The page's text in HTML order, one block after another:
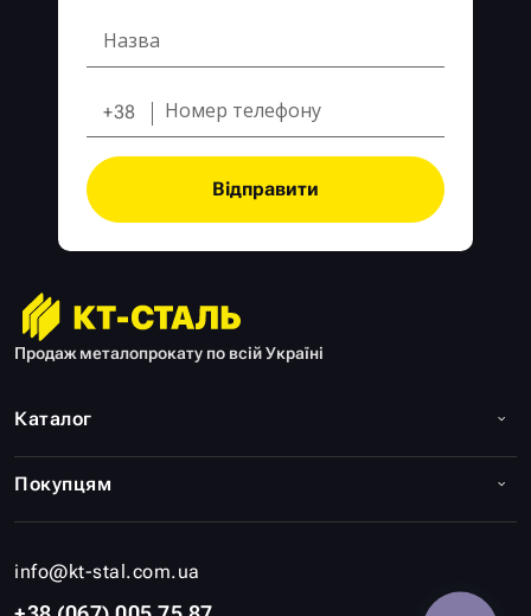
Продаж металопрокату по всій Україні
info@kt-stal.com.ua
Каталог
Покупцям
+38
Відправити